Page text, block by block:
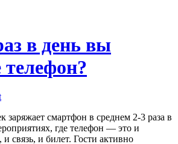
в день вы
телефон?
заряжает смартфон в среднем 2-3 раза в
где телефон — это и
и связь, и билет. Гости активно